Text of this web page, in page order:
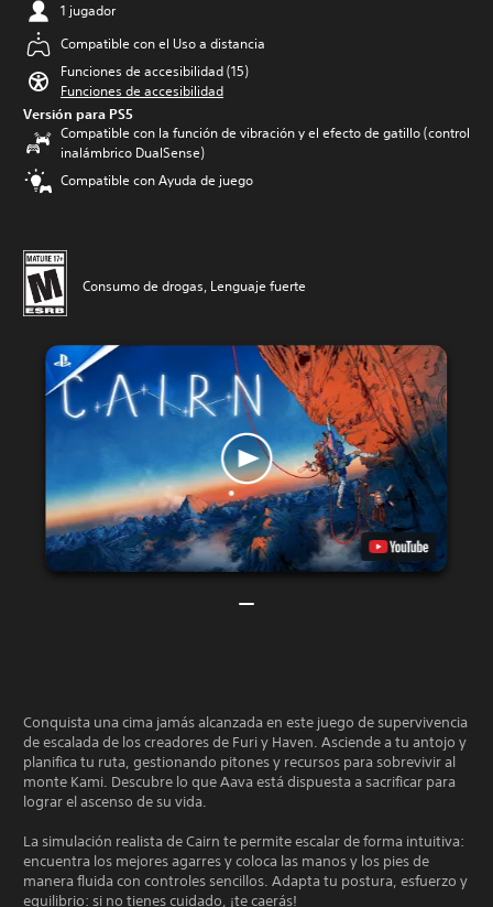
1 jugador
Compatible con el Uso a distancia
Funciones de accesibilidad (15)
Funciones de accesibilidad
Versión para PS5
Compatible con la función de vibración y el efecto de gatillo (control
inalámbrico DualSense)
Compatible con Ayuda de juego
Consumo de drogas, Lenguaje fuerte
Conquista una cima jamás alcanzada en este juego de supervivencia
de escalada de los creadores de Furi y Haven. Asciende a tu antojo y
planifica tu ruta, gestionando pitones y recursos para sobrevivir al
monte Kami. Descubre lo que Aava está dispuesta a sacrificar para
lograr el ascenso de su vida.
La simulación realista de Cairn te permite escalar de forma intuitiva:
encuentra los mejores agarres y coloca las manos y los pies de
manera fluida con controles sencillos. Adapta tu postura, esfuerzo y
equilibrio: si no tienes cuidado, ¡te caerás!